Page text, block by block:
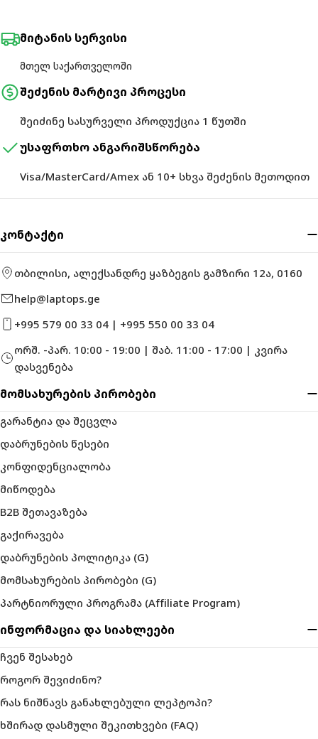
მიტანის სერვისი
მთელ საქართველოში
შეძენის მარტივი პროცესი
შეიძინე სასურველი პროდუქცია 1 წუთში
უსაფრთხო ანგარიშსწორება
Visa/MasterCard/Amex ან 10+ სხვა შეძენის მეთოდით
კონტაქტი
თბილისი, ალექსანდრე ყაზბეგის გამზირი 12ა, 0160
help@laptops.ge
+995 579 00 33 04 | +995 550 00 33 04
ორშ. -პარ. 10:00 - 19:00 | შაბ. 11:00 - 17:00 | კვირა
დასვენება
მომსახურების პირობები
გარანტია და შეცვლა
დაბრუნების წესები
კონფიდენციალობა
მიწოდება
B2B შეთავაზება
გაქირავება
დაბრუნების პოლიტიკა (G)
მომსახურების პირობები (G)
პარტნიორული პროგრამა (Affiliate Program)
ინფორმაცია და სიახლეები
ჩვენ შესახებ
როგორ შევიძინო?
რას ნიშნავს განახლებული ლეპტოპი?
ხშირად დასმული შეკითხვები (FAQ)